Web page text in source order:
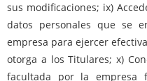
sus modificaciones; ix)
datos personales que se
empresa para ejercer
otorga a los Titulares; x)
facultada por la empresa